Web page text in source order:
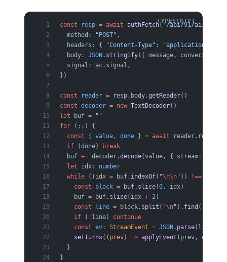
const resp = await authFetch("/api/v1/ai/
  method:
"POST" ,
  headers: {
"Content-Type" : "application/json"
  body:
JSON . stringify({ message,
  signal: ac.signal,
})
const reader = resp.body.getReader()
const decoder = new TextDecoder()
let buf = ""
for (;;) {
  const
{ value, done } = await reader. read
  if
(done)
break
  buf
+= decoder.decode(value, { stream:
  let
idx:
number
  while
((idx = buf. indexOf( "\n\n" )) !==
    const
block = buf. slice(0, idx)
    buf
= buf. slice(idx + 2)
    const
line = block. split ( "\n" ). find ((
    if
( ! line) continue
    const
ev: StreamEvent = JSON . parse(line.
    setTurns
(( prev) => applyEvent (prev, ev))
  }
}